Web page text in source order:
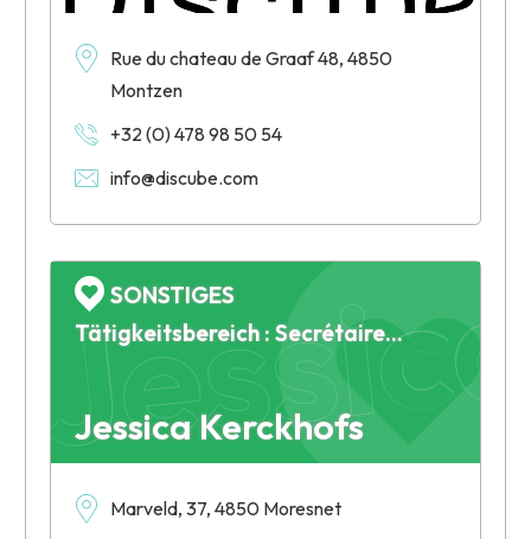
Rue du chateau de Graaf 48, 4850
Montzen
+32 (0) 478 98 50 54
info@discube.com
Jessica Kerckhofs
SONSTIGES
Tätigkeitsbereich : Secrétaire indépendante
Marveld, 37, 4850 Moresnet